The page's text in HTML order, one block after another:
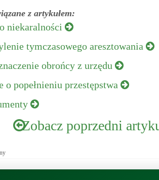
z artykułem:
niekaralności
tymczasowego aresztowania
obrońcy z urzędu
o popełnieniu przestępstwa
Zobacz poprzedni